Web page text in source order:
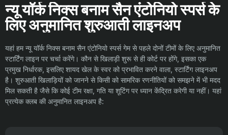
न्यू यॉर्क निक्स बनाम सैन एंटोनियो स्पर्स के
लिए अनुमानित शुरुआती लाइनअप
यहां हम न्यू यॉर्क निक्स बनाम सैन एंटोनियो स्पर्स गेम से पहले दोनों टीमों के लिए अनुमानित
स्टार्टिंग लाइन पर चर्चा करेंगे। कौन से खिलाड़ी शुरू से ही कोर्ट पर होंगे, इसका एक
प्रमुख निर्धारक, इसलिए शायद खेल के स्वर को प्रभावित करने वाला, स्टार्टिंग लाइनअप
है। शुरुआती खिलाड़ियों को जानने से किसी को सामरिक रणनीतियों को समझने में भी मदद
मिल सकती है जैसे कि कोई टीम रक्षा, गति या शूटिंग पर ध्यान केंद्रित करेगी या नहीं। यहां
प्रत्येक क्लब की अनुमानित लाइनअप है: